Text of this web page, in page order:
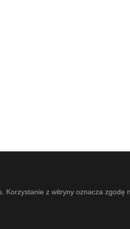
Korzystanie z witryny oznacza zgodę